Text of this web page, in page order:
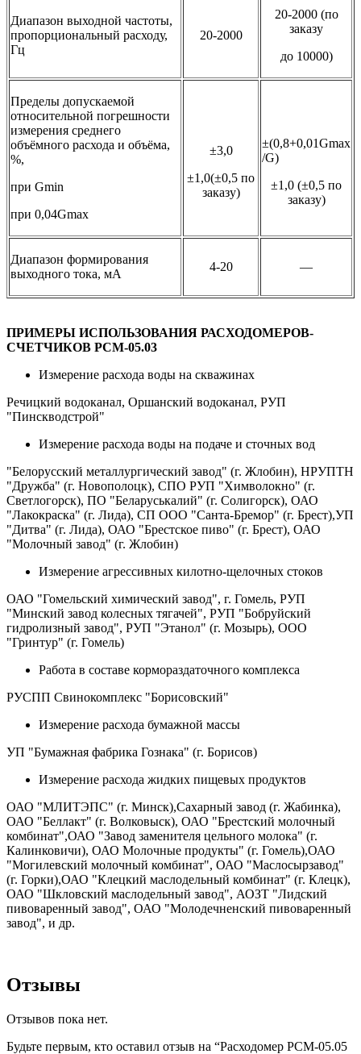
Диапазон выходной частоты,
пропорциональный расходу,
Гц
20-2000
20-2000 (по
заказу
до 10000)
Пределы допускаемой
относительной погрешности
измерения среднего
объёмного расхода и объёма,
%,
при Gmin
при 0,04Gmax
±3,0
±1,0(±0,5 по
заказу)
±(0,8+0,01Gmax
/G)
±1,0 (±0,5 по
заказу)
Диапазон формирования
выходного тока, мА
4-20 —
ПРИМЕРЫ ИСПОЛЬЗОВАНИЯ РАСХОДОМЕРОВ-
СЧЕТЧИКОВ РСМ-05.03
Измерение расхода воды на скважинах
Речицкий водоканал, Оршанский водоканал, РУП
"Пинскводстрой"
Измерение расхода воды на подаче и сточных вод
"Белорусский металлургический завод" (г. Жлобин), НРУПТН
"Дружба" (г. Новополоцк), СПО РУП "Химволокно" (г.
Светлогорск), ПО "Беларуськалий" (г. Солигорск), ОАО
"Лакокраска" (г. Лида), СП ООО "Санта-Бремор" (г. Брест),УП
"Дитва" (г. Лида), ОАО "Брестское пиво" (г. Брест), ОАО
"Молочный завод" (г. Жлобин)
Измерение агрессивных килотно-щелочных стоков
ОАО "Гомельский химический завод", г. Гомель, РУП
"Минский завод колесных тягачей", РУП "Бобруйский
гидролизный завод", РУП "Этанол" (г. Мозырь), ООО
"Гринтур" (г. Гомель)
Работа в составе кормораздаточного комплекса
РУСПП Свинокомплекс "Борисовский"
Измерение расхода бумажной массы
УП "Бумажная фабрика Гознака" (г. Борисов)
Измерение расхода жидких пищевых продуктов
ОАО "МЛИТЭПС" (г. Минск),Сахарный завод (г. Жабинка),
ОАО "Беллакт" (г. Волковыск), ОАО "Брестский молочный
комбинат",ОАО "Завод заменителя цельного молока" (г.
Калинковичи), ОАО Молочные продукты" (г. Гомель),ОАО
"Могилевский молочный комбинат", ОАО "Маслосырзавод"
(г. Горки),ОАО "Клецкий маслодельный комбинат" (г. Клецк),
ОАО "Шкловский маслодельный завод", АОЗТ "Лидский
пивоваренный завод", ОАО "Молодечненский пивоваренный
завод", и др.
Отзывы
Отзывов пока нет.
Будьте первым, кто оставил отзыв на “Расходомер РСМ-05.05